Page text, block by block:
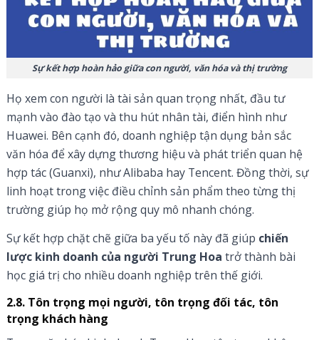
Sự kết hợp hoàn hảo giữa con người, văn hóa và thị trường
Họ xem con người là tài sản quan trọng nhất, đầu tư
mạnh vào đào tạo và thu hút nhân tài, điển hình như
Huawei. Bên cạnh đó, doanh nghiệp tận dụng bản sắc
văn hóa để xây dựng thương hiệu và phát triển quan hệ
hợp tác (Guanxi), như Alibaba hay Tencent. Đồng thời, sự
linh hoạt trong việc điều chỉnh sản phẩm theo từng thị
trường giúp họ mở rộng quy mô nhanh chóng.
Sự kết hợp chặt chẽ giữa ba yếu tố này đã giúp chiến
lược kinh doanh của người Trung Hoa trở thành bài
học giá trị cho nhiều doanh nghiệp trên thế giới.
2.8. Tôn trọng mọi người, tôn trọng đối tác, tôn
trọng khách hàng